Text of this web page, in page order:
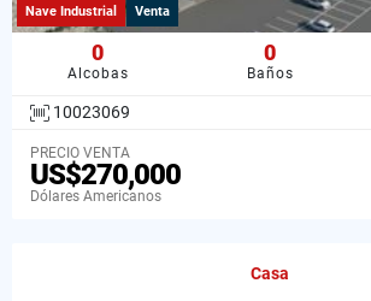
Nave Industrial Venta
0
Alcobas
0
Baños
10023069
PRECIO VENTA
US$270,000
Dólares Americanos
Casa